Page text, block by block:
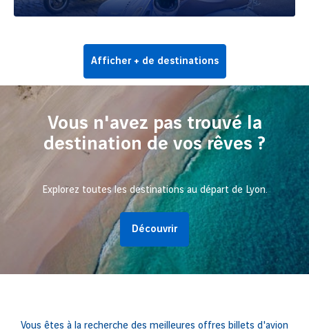
Afficher + de destinations
Vous n'avez pas trouvé la
destination de vos rêves ?
Explorez toutes les destinations au départ de Lyon.
Découvrir
Vous êtes à la recherche des meilleures offres billets d'avion